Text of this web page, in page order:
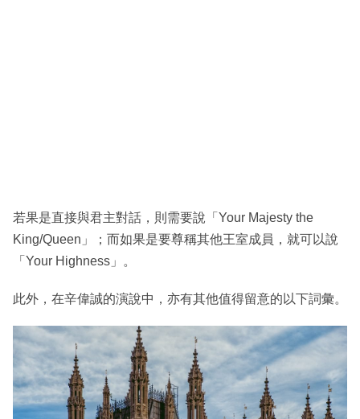
若果是直接與君主對話，則需要說「Your Majesty the
King/Queen」；而如果是要尊稱其他王室成員，就可以說
「Your Highness」。
此外，在辛偉誠的演說中，亦有其他值得留意的以下詞彙。